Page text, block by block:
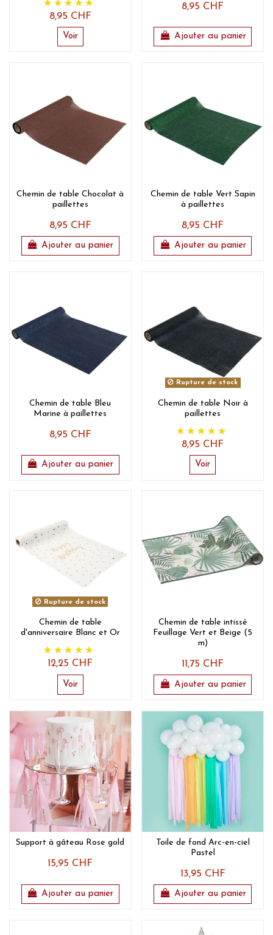
8,95 CHF
Voir
8,95 CHF
Ajouter au panier
Chemin de table Chocolat à
paillettes
8,95 CHF
Ajouter au panier
Chemin de table Vert Sapin
à paillettes
8,95 CHF
Ajouter au panier
Chemin de table Bleu
Marine à paillettes
8,95 CHF
Ajouter au panier
Rupture de stock
Chemin de table Noir à
paillettes
8,95 CHF
Voir
Rupture de stock
Chemin de table
d'anniversaire Blanc et Or
12,25 CHF
Voir
Chemin de table intissé
Feuillage Vert et Beige (5
m)
11,75 CHF
Ajouter au panier
Support à gâteau Rose gold
15,95 CHF
Ajouter au panier
Toile de fond Arc-en-ciel
Pastel
13,95 CHF
Ajouter au panier